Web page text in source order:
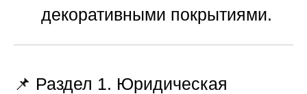
декоративными покрытиями.
📌 Раздел 1. Юридическая